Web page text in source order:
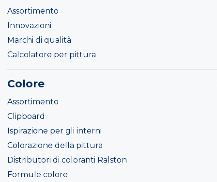
Assortimento
Innovazioni
Marchi di qualità
Calcolatore per pittura
Colore
Assortimento
Clipboard
Ispirazione per gli interni
Colorazione della pittura
Distributori di coloranti Ralston
Formule colore